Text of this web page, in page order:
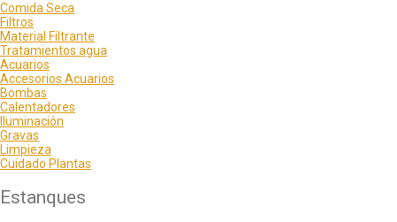
Comida Seca
Filtros
Material Filtrante
Tratamientos agua
Acuarios
Accesorios Acuarios
Bombas
Calentadores
Iluminación
Gravas
Limpieza
Cuidado Plantas
Estanques